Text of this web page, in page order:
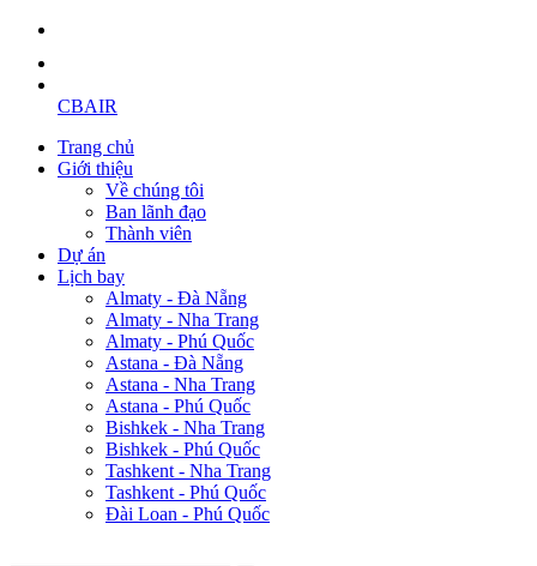
CBAIR
Trang chủ
Giới thiệu
Về chúng tôi
Ban lãnh đạo
Thành viên
Dự án
Lịch bay
Almaty - Đà Nẵng
Almaty - Nha Trang
Almaty - Phú Quốc
Astana - Đà Nẵng
Astana - Nha Trang
Astana - Phú Quốc
Bishkek - Nha Trang
Bishkek - Phú Quốc
Tashkent - Nha Trang
Tashkent - Phú Quốc
Đài Loan - Phú Quốc